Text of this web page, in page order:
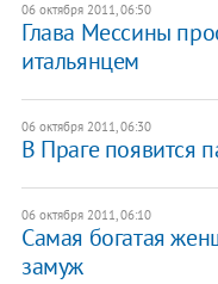
06 октября 2011, 06:50
Глава Мессины
итальянцем
06 октября 2011, 06:30
В Праге появится
06 октября 2011, 06:10
Самая богатая
замуж